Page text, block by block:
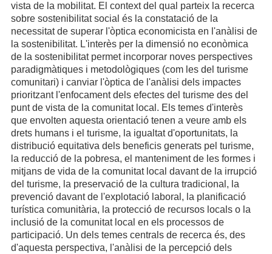
vista de la mobilitat. El context del qual parteix la recerca
sobre sostenibilitat social és la constatació de la
necessitat de superar l'òptica economicista en l'anàlisi de
la sostenibilitat. L'interès per la dimensió no econòmica
de la sostenibilitat permet incorporar noves perspectives
paradigmàtiques i metodològiques (com les del turisme
comunitari) i canviar l'òptica de l'anàlisi dels impactes
prioritzant l'enfocament dels efectes del turisme des del
punt de vista de la comunitat local. Els temes d'interès
que envolten aquesta orientació tenen a veure amb els
drets humans i el turisme, la igualtat d'oportunitats, la
distribució equitativa dels beneficis generats pel turisme,
la reducció de la pobresa, el manteniment de les formes i
mitjans de vida de la comunitat local davant de la irrupció
del turisme, la preservació de la cultura tradicional, la
prevenció davant de l'explotació laboral, la planificació
turística comunitària, la protecció de recursos locals o la
inclusió de la comunitat local en els processos de
participació. Un dels temes centrals de recerca és, des
d'aquesta perspectiva, l'anàlisi de la percepció dels